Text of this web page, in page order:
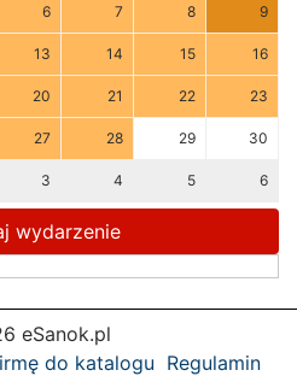
6 7 8 9
13 14 15 16
20 21 22 23
27 28 29 30
3 4 5 6
wydarzenie
eSanok.pl
do katalogu Regulamin